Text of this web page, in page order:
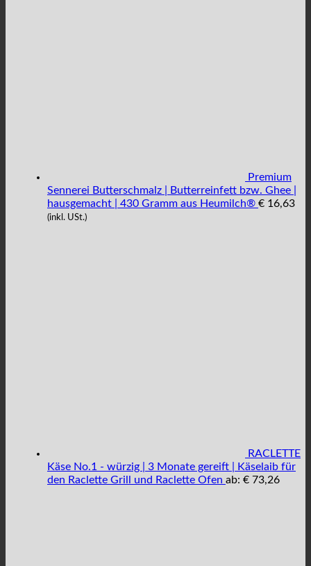
Premium
Sennerei Butterschmalz | Butterreinfett bzw. Ghee |
hausgemacht | 430 Gramm aus Heumilch® € 16,63
(inkl. USt.)
RACLETTE
Käse No.1 - würzig | 3 Monate gereift | Käselaib für
den Raclette Grill und Raclette Ofen ab: € 73,26